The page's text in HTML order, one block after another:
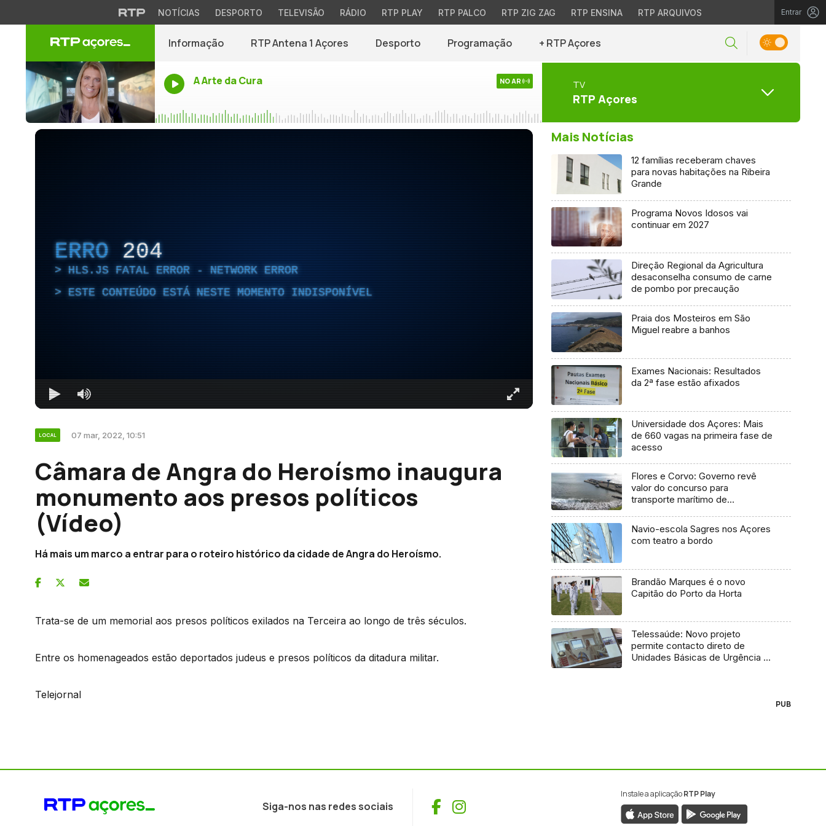
NOTÍCIAS DESPORTO TELEVISÃO RÁDIO RTP PLAY RTP PALCO RTP ZIG ZAG RTP ENSINA RTP ARQUIVOS Entrar
Informação RTP Antena 1 Açores Desporto Programação + RTP Açores
A Arte da Cura NO AR TV
RTP Açores
ERRO 204
HLS.JS FATAL ERROR - NETWORK ERROR
ESTE CONTEÚDO ESTÁ NESTE MOMENTO INDISPONÍVEL
LOCAL 07 mar, 2022, 10:51
Câmara de Angra do Heroísmo inaugura
monumento aos presos políticos
(Vídeo)
Há mais um marco a entrar para o roteiro histórico da cidade de Angra do Heroísmo.
Trata-se de um memorial aos presos políticos exilados na Terceira ao longo de três séculos.
Entre os homenageados estão deportados judeus e presos políticos da ditadura militar.
Telejornal
Mais Notícias
12 famílias receberam chaves
para novas habitações na Ribeira
Grande
Programa Novos Idosos vai
continuar em 2027
Direção Regional da Agricultura
desaconselha consumo de carne
de pombo por precaução
Praia dos Mosteiros em São
Miguel reabre a banhos
Exames Nacionais: Resultados
da 2ª fase estão afixados
Universidade dos Açores: Mais
de 660 vagas na primeira fase de
acesso
Flores e Corvo: Governo revê
valor do concurso para
transporte marítimo de
Navio-escola Sagres nos Açores
com teatro a bordo
Brandão Marques é o novo
Capitão do Porto da Horta
Telessaúde: Novo projeto
permite contacto direto de
Unidades Básicas de Urgência e
PUB
Siga-nos nas redes sociais Facebook
Instagram
Instale a aplicaçãoRTP Play